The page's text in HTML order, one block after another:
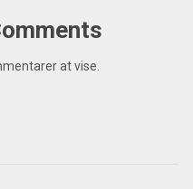
at vise.